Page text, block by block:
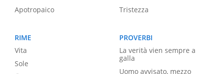
Apotropaico
Tristezza
RIME
Vita
Sole
PROVERBI
La verità vien sempre a
galla
Uomo avvisato, mezzo